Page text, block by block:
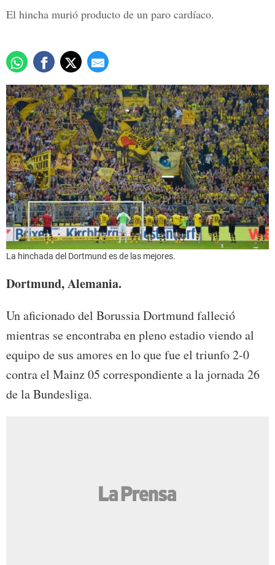
El hincha murió producto de un paro cardíaco.
La hinchada del Dortmund es de las mejores.
Dortmund, Alemania.
Un aficionado del Borussia Dortmund falleció
mientras se encontraba en pleno estadio viendo al
equipo de sus amores en lo que fue el triunfo 2-0
contra el Mainz 05 correspondiente a la jornada 26
de la Bundesliga.